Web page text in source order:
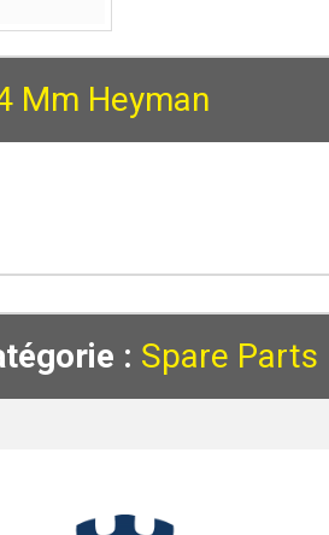
Mm Heyman
: Spare Parts